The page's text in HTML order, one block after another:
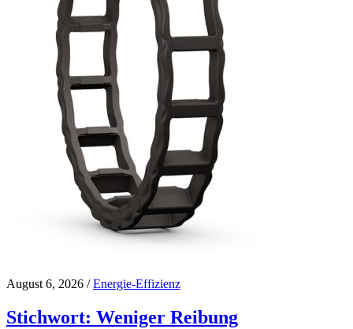
August 6, 2026 /Energie-Effizienz
Stichwort: Weniger Reibung